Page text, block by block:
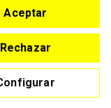
Rechazar
Aceptar